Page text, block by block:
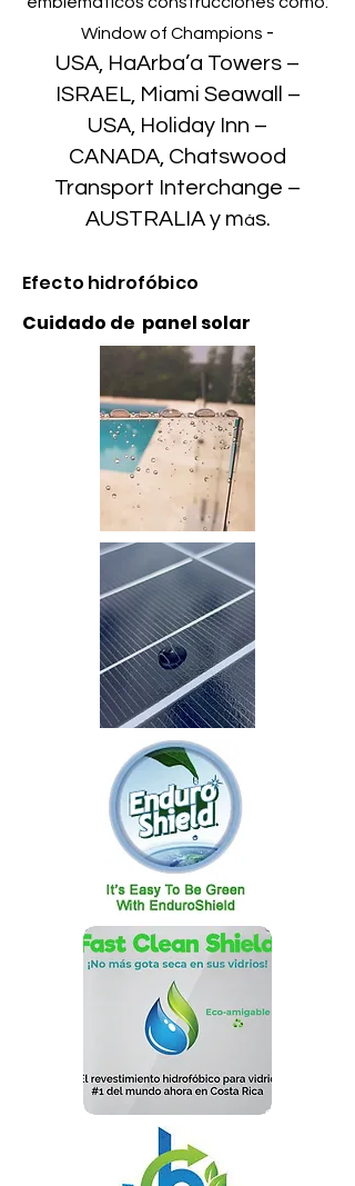
Window of Champions -
USA, HaArba’a Towers –
ISRAEL, Miami Seawall –
USA, Holiday Inn –
CANADA, Chatswood
Transport Interchange –
AUSTRALIA y más.
Efecto hidrofóbico
Cuidado de panel solar